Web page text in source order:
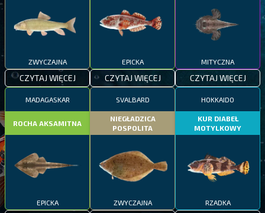
ZWYCZAJNA
CZYTAJ WIĘCEJ
EPICKA
CZYTAJ WIĘCEJ
MITYCZNA
CZYTAJ WIĘCEJ
MADAGASKAR
ROCHA AKSAMITNA
EPICKA
SVALBARD
NIEGŁADZICA
POSPOLITA
ZWYCZAJNA
HOKKAIDO
KUR DIABEŁ
MOTYLKOWY
RZADKA